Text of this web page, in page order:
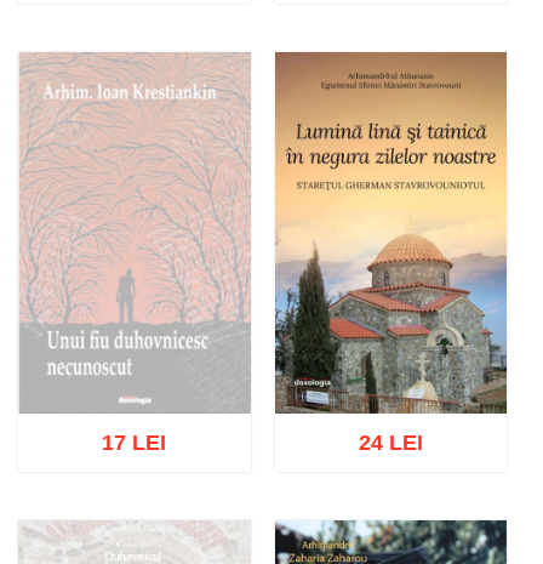
Stoc epuizat Stoc epuizat
Stoc epuizat
17 LEI
Adaugă în coș Wishlist
24 LEI